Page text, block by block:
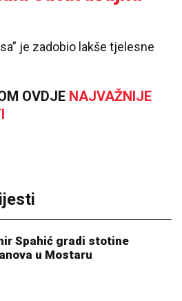
je zadobio lakše tjelesne
OVDJE NAJVAŽNIJE
Spahić gradi stotine
u Mostaru